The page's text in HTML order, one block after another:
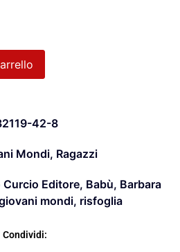
42-8
Mondi, Ragazzi
Curcio Editore, Babù, Barbara
mondi, risfoglia
Condividi: